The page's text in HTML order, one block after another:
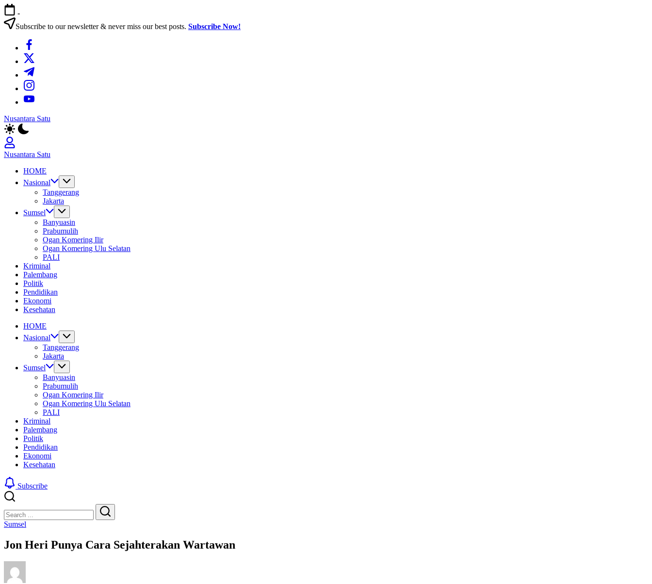
Skip
to
content
-
Subscribe to our newsletter & never miss our best posts. Subscribe Now!
https://www.facebook.com/
https://twitter.com/
https://t.me/
https://www.instagram.com/
https://youtube.com/
Nusantara Satu
Berita
Untuk
Nusantara
Nusantara Satu
Untuk
Nusantara
HOME
Nasional
Tanggerang
Jakarta
Sumsel
Banyuasin
Prabumulih
Ogan Komering Ilir
Ogan Komering Ulu Selatan
PALI
Kriminal
Palembang
Politik
Pendidikan
Ekonomi
Kesehatan
HOME
Nasional
Tanggerang
Jakarta
Sumsel
Banyuasin
Prabumulih
Ogan Komering Ilir
Ogan Komering Ulu Selatan
PALI
Kriminal
Palembang
Politik
Pendidikan
Ekonomi
Kesehatan
Subscribe
Search
Search
Sumsel
Jon Heri Punya Cara Sejahterakan Wartawan